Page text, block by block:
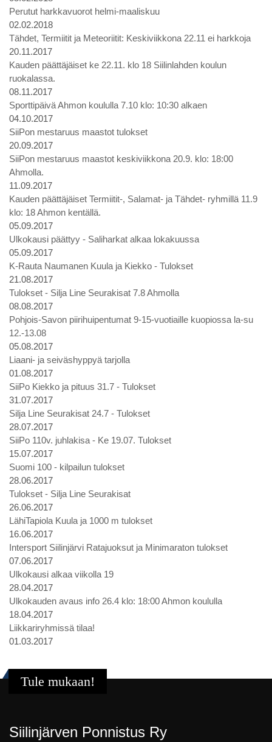
Perutut harkkavuorot helmi-maaliskuu
02.02.2018
Tähdet, Termiitit ja Meteoriitit: Keskiviikkona 22.11 ei harkkoja
20.11.2017
Kauden päättäjäiset ke 22.11. klo 18 Siilinlahden koulun
ruokalassa.
08.11.2017
Sporttipäivä Ahmon koululla 7.10 klo: 10:30 alkaen
04.10.2017
SiiPon mestaruus maastot tulokset
20.09.2017
SiiPon mestaruus maastot keskiviikkona 20.9. klo: 18:00
Ahmolla.
11.09.2017
Kauden päättäjäiset Termiitit-, Salamat- ja Tähdet- ryhmillä 11.9
klo: 18 Ahmon kentällä.
05.09.2017
Ulkokausi päättyy - Saliharkat alkaa lokakuussa
05.09.2017
K-Rauta Naumanen Kuula ja Kiekko - Tulokset
21.08.2017
Tulokset - Silja Line Seurakisat 7.8 Ahmolla
08.08.2017
Pohjois-Savon piirihuipentumat 9-15-vuotiaille kuopiossa la-su
12.-13.08
05.08.2017
Liaani- ja seiväshyppyä tarjolla
01.08.2017
SiiPo Kiekko ja pituus 31.7 - Tulokset
31.07.2017
Silja Line Seurakisat 24.7 - Tulokset
28.07.2017
SiiPo 110v. juhlakisa - Ke 19.07. Tulokset
15.07.2017
Suomi 100 - kilpailun tulokset
28.06.2017
Tulokset - Silja Line Seurakisat
26.06.2017
LähiTapiola Kuula ja 1000 m tulokset
16.06.2017
Intersport Siilinjärvi Ratajuoksut ja Minimaraton tulokset
07.06.2017
Ulkokausi alkaa viikolla 19
28.04.2017
Ulkokauden avaus info 26.4 klo: 18:00 Ahmon koululla
18.04.2017
Liikkariryhmissä tilaa!
01.03.2017
Tule mukaan!
Siilinjärven Ponnistus Ry